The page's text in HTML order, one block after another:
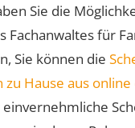
Sie die
Fachanwaltes für
Sie können die
zu Hause aus